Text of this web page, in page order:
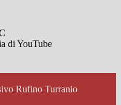
di YouTube
Rufino Turranio